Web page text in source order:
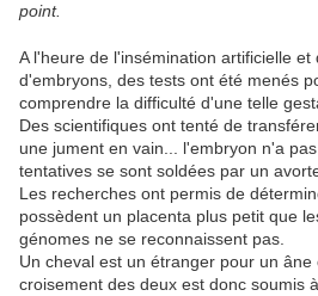
point.
A l'heure de l'insémination artificielle et
d'embryons, des tests ont été menés
comprendre la difficulté d'une telle
Des scientifiques ont tenté de
une jument en vain... l'embryon n'a
tentatives se sont soldées par un
Les recherches ont permis de
possèdent un placenta plus petit que
génomes ne se reconnaissent pas.
Un cheval est un étranger pour un
croisement des deux est donc soumis